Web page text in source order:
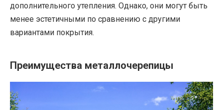
дополнительного утепления. Однако, они могут быть
менее эстетичными по сравнению с другими
вариантами покрытия.
Преимущества металлочерепицы